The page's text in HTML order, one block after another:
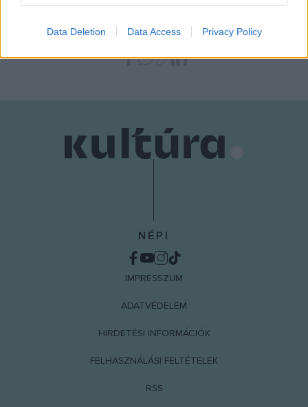
related to personalization.
I want to allow Google to enable storage
Data Deletion Data Access Privacy Policy
NÉPI
IMPRESSZUM
ADATVÉDELEM
HIRDETÉSI INFORMÁCIÓK
FELHASZNÁLÁSI FELTÉTELEK
RSS